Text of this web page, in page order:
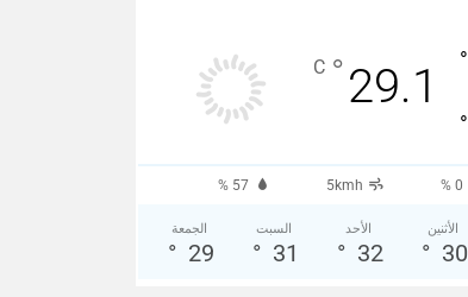
29.1
°
C °
°
57 % 5kmh 0 %
الجمعة
29
°
السبت
31
°
الأحد
32
°
الأثنين
30
°